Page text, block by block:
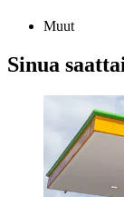
Muut
Sinua